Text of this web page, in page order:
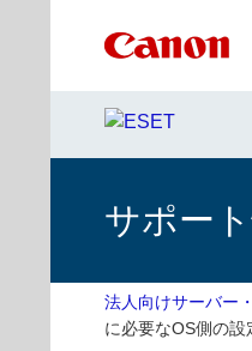
サポー
法人向けサーバー
に必要なOS側の設